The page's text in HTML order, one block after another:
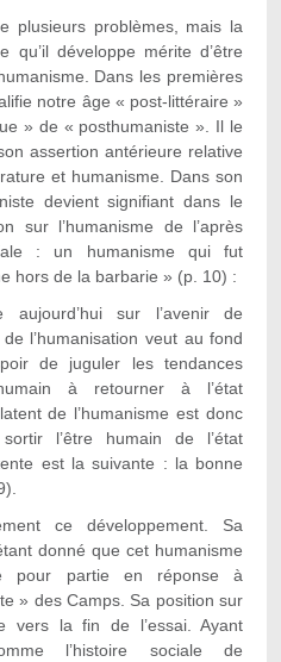
plusieurs problèmes, mais la
qu’il développe mérite d’être
Dans les premières
notre âge « post-littéraire »
» de « posthumaniste ». Il le
assertion antérieure relative
et humanisme. Dans son
devient signifiant dans le
sur l’humanisme de l’après
: un humanisme qui fut
hors de la barbarie » (p. 10) :
aujourd’hui sur l’avenir de
l’humanisation veut au fond
de juguler les tendances
à retourner à l’état
de l’humanisme est donc
l’être humain de l’état
est la suivante : la bonne
ce développement. Sa
donné que cet humanisme
pour partie en réponse à
» des Camps. Sa position sur
vers la fin de l’essai. Ayant
l’histoire sociale de